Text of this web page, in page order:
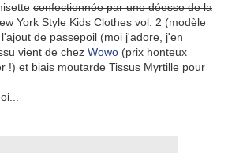
confectionnée par une déesse de la
York Style Kids Clothes vol. 2 (modèle
de passepoil (moi j'adore, j'en
vient de chez Wowo (prix honteux
!) et biais moutarde Tissus Myrtille pour